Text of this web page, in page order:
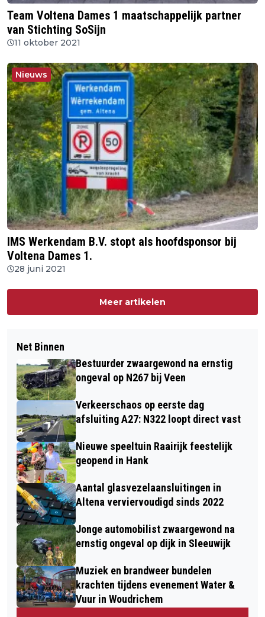
Team Voltena Dames 1 maatschappelijk partner
van Stichting SoSijn
11 oktober 2021
Nieuws
IMS Werkendam B.V. stopt als hoofdsponsor bij
Voltena Dames 1.
28 juni 2021
Meer artikelen
Net Binnen
Bestuurder zwaargewond na ernstig
ongeval op N267 bij Veen
Verkeerschaos op eerste dag
afsluiting A27: N322 loopt direct vast
Nieuwe speeltuin Raairijk feestelijk
geopend in Hank
Aantal glasvezelaansluitingen in
Altena verviervoudigd sinds 2022
Jonge automobilist zwaargewond na
ernstig ongeval op dijk in Sleeuwijk
Muziek en brandweer bundelen
krachten tijdens evenement Water &
Vuur in Woudrichem